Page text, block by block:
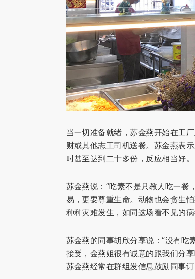
当一切准备就绪，苏金燕开始在工
财或其他志工司机送餐。苏金燕表
时甚至达到二十多份，反应相当好。
苏金燕说：“吃素不是只教人吃一餐
易，更要尊重生命。动物也会贪生
种种灾难发生，如同这场看不见的病
苏金燕的同事胡欣分享说：“没有吃
接受，金燕姐很有诚意的跟我们分
苏金燕经常在群组发信息鼓励同事